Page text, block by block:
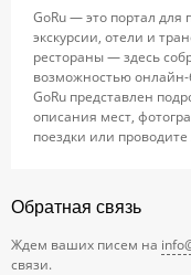
GoRu — это портал для
экскурсии, отели и
рестораны — здесь
возможностью
GoRu представлен
описания мест,
поездки или
Обратная связь
Ждем ваших писем на
связи.